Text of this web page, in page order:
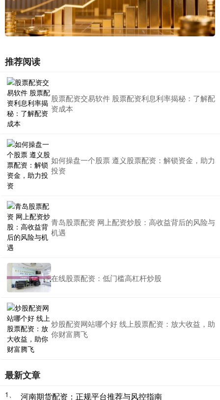
推荐阅读
股票配资交易软件 股票配资利息利率揭秘：了解配
资成本
如何操盘一个股票 遵义股票配资：解锁资金，助力
投资
青岛股票配资 网上配资炒股：高收益背后的风险与
机遇
在线股票配资：低门槛高杠杆炒股
炒股配资网站哪个好 线上股票配资：放大收益，助
你财富腾飞
最新文章
1、 河南期货配资：正规平台推荐与风控指南